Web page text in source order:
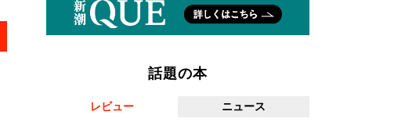
話題の本
レビュー ニュース